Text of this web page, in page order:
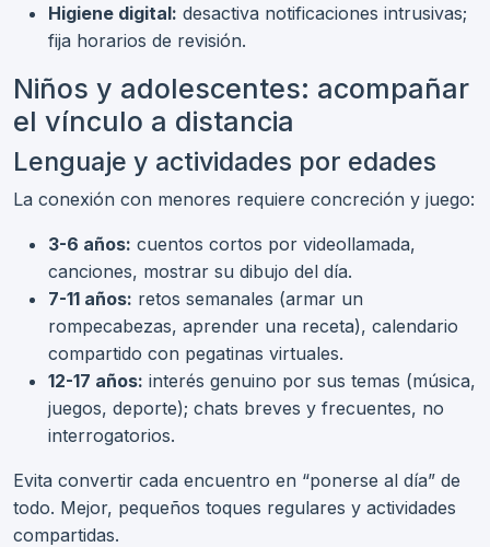
Higiene digital: desactiva notificaciones intrusivas;
fija horarios de revisión.
Niños y adolescentes: acompañar
el vínculo a distancia
Lenguaje y actividades por edades
La conexión con menores requiere concreción y juego:
3-6 años: cuentos cortos por videollamada,
canciones, mostrar su dibujo del día.
7-11 años: retos semanales (armar un
rompecabezas, aprender una receta), calendario
compartido con pegatinas virtuales.
12-17 años: interés genuino por sus temas (música,
juegos, deporte); chats breves y frecuentes, no
interrogatorios.
Evita convertir cada encuentro en “ponerse al día” de
todo. Mejor, pequeños toques regulares y actividades
compartidas.